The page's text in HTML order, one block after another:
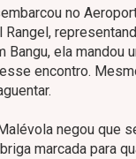
no
ela mandou
encontro.
negou que
marcada para